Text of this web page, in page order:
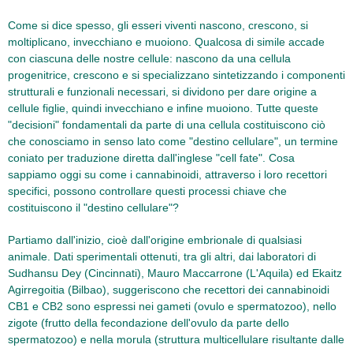
Come si dice spesso, gli esseri viventi nascono, crescono, si
moltiplicano, invecchiano e muoiono. Qualcosa di simile accade
con ciascuna delle nostre cellule: nascono da una cellula
progenitrice, crescono e si specializzano sintetizzando i componenti
strutturali e funzionali necessari, si dividono per dare origine a
cellule figlie, quindi invecchiano e infine muoiono. Tutte queste
"decisioni" fondamentali da parte di una cellula costituiscono ciò
che conosciamo in senso lato come "destino cellulare", un termine
coniato per traduzione diretta dall'inglese "cell fate". Cosa
sappiamo oggi su come i cannabinoidi, attraverso i loro recettori
specifici, possono controllare questi processi chiave che
costituiscono il "destino cellulare"?
Partiamo dall'inizio, cioè dall'origine embrionale di qualsiasi
animale. Dati sperimentali ottenuti, tra gli altri, dai laboratori di
Sudhansu Dey (Cincinnati), Mauro Maccarrone (L'Aquila) ed Ekaitz
Agirregoitia (Bilbao), suggeriscono che recettori dei cannabinoidi
CB1 e CB2 sono espressi nei gameti (ovulo e spermatozoo), nello
zigote (frutto della fecondazione dell'ovulo da parte dello
spermatozoo) e nella morula (struttura multicellulare risultante dalle